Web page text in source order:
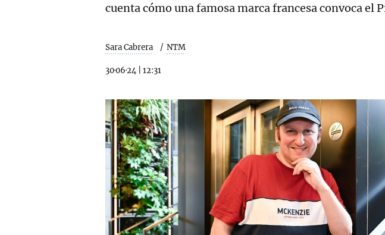
cuenta cómo una famosa marca francesa convoca
Sara Cabrera NTM
30·06·24 12:31